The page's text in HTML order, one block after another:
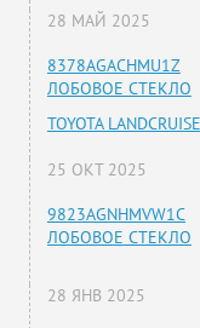
28 МАЙ 2025
8378AGACHMU1Z
ЛОБОВОЕ СТЕКЛО
TOYOTA
25 ОКТ 2025
9823AGNHMVW1C
ЛОБОВОЕ СТЕКЛО
28 ЯНВ 2025